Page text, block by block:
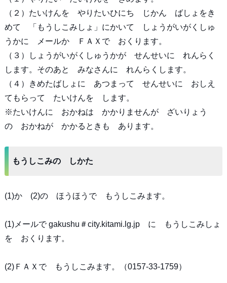
（２）たいけんを やりたいひにち じかん ばしょをき
めて 「もうしこみしょ」にかいて しょうがいがくしゅ
うかに メールか ＦＡＸで おくります。
（３）しょうがいがくしゅうかが せんせいに れんらく
します。そのあと みなさんに れんらくします。
（４）きめたばしょに あつまって せんせいに おしえ
てもらって たいけんを します。
※たいけんに おかねは かかりませんが ざいりょう
の おかねが かかるときも あります。
もうしこみの しかた
(1)か (2)の ほうほうで もうしこみます。
(1)メールで gakushu＃city.kitami.lg.jp に もうしこみしょ
を おくります。
(2)ＦＡＸで もうしこみます。（0157-33-1759）